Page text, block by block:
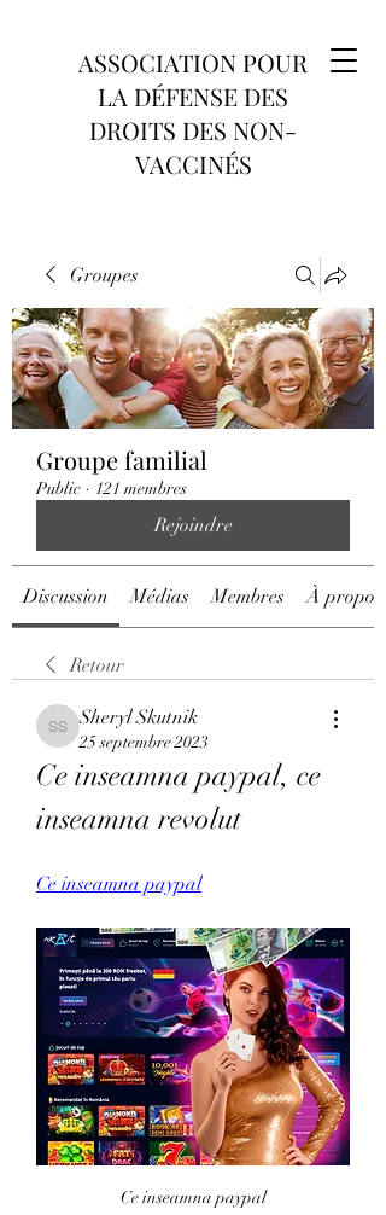
ASSOCIATION POUR
LA DÉFENSE DES
DROITS DES NON-
VACCINÉS
Groupes
Groupe familial
Public · 121 membres
Rejoindre
Discussion Médias Membres À propos
Retour
Sheryl Skutnik
Sheryl Skutnik
25 septembre 2023
Ce inseamna paypal, ce
inseamna revolut
Ce inseamna paypal
Ce inseamna paypal